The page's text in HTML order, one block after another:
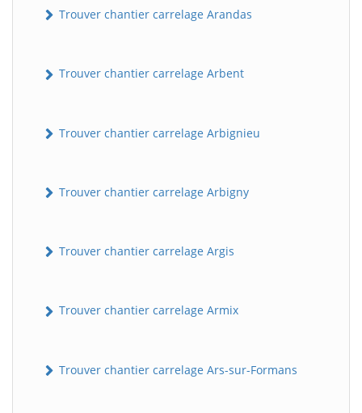
Trouver chantier carrelage Arandas
Trouver chantier carrelage Arbent
Trouver chantier carrelage Arbignieu
Trouver chantier carrelage Arbigny
Trouver chantier carrelage Argis
Trouver chantier carrelage Armix
Trouver chantier carrelage Ars-sur-Formans